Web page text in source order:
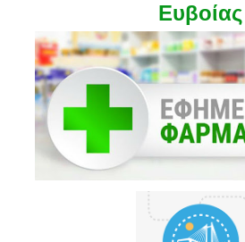
Ευβοίας